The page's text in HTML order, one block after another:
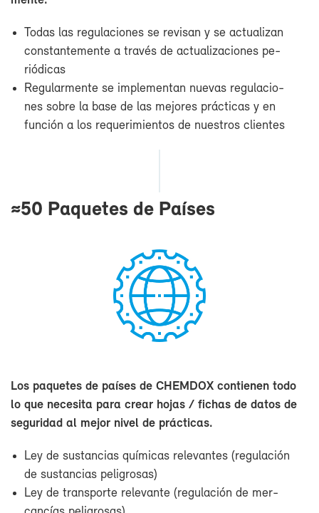
To­das las re­gu­la­cio­nes se re­vi­san y se ac­tua­li­zan
cons­tan­te­men­te a tra­vés de ac­tua­li­za­cio­nes pe­
rió­di­cas
Re­gu­lar­men­te se im­ple­men­tan nue­vas re­gu­la­cio­
nes so­bre la ba­se de las me­jo­res prác­ti­cas y en
fun­ción a los re­que­ri­mien­tos de nues­tros clien­tes
≈50 Pa­que­tes de Paí­ses
Los pa­que­tes de paí­ses de CHEM­DOX con­tie­nen to­do
lo que ne­ce­si­ta pa­ra crear ho­jas / fi­chas de da­tos de
se­gu­ri­dad al me­jor ni­vel de prác­ti­cas.
Ley de sus­tan­cias quí­mi­cas re­le­van­tes (re­gu­la­ción
de sus­tan­cias pe­li­gro­sas)
Ley de trans­por­te re­le­van­te (re­gu­la­ción de mer­